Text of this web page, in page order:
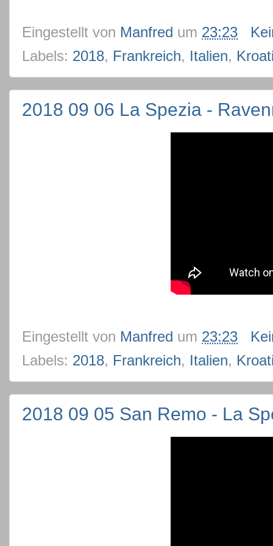
Eingestellt von Manfred um 23:23
Labels: 2018, Frankreich, Italien,
2018 09 06 La Spezia -
Eingestellt von Manfred um 23:23
Labels: 2018, Frankreich, Italien,
2018 09 05 San Remo - La